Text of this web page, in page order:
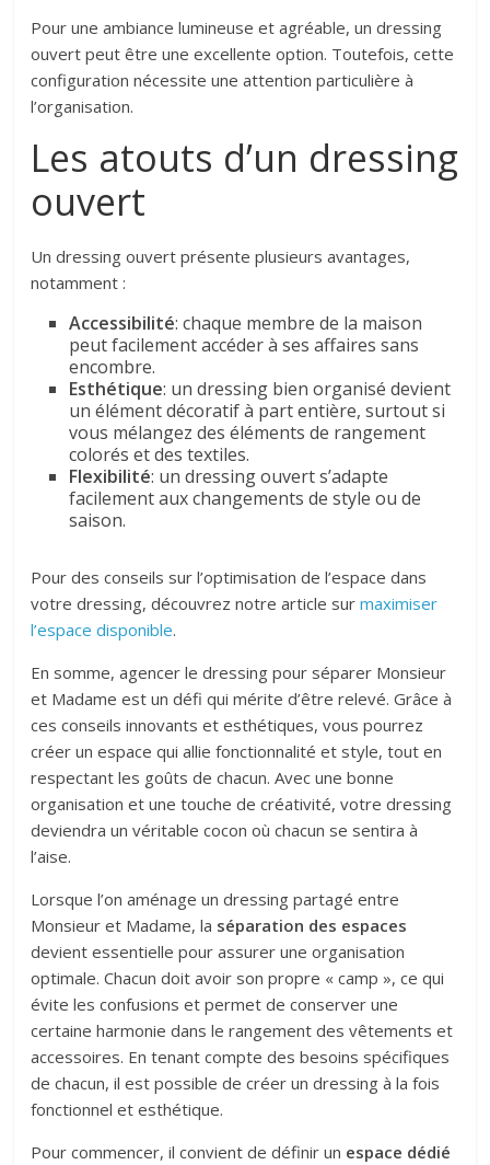
Pour une ambiance lumineuse et agréable, un dressing
ouvert peut être une excellente option. Toutefois, cette
configuration nécessite une attention particulière à
l’organisation.
Les atouts d’un dressing
ouvert
Un dressing ouvert présente plusieurs avantages,
notamment :
Accessibilité: chaque membre de la maison
peut facilement accéder à ses affaires sans
encombre.
Esthétique: un dressing bien organisé devient
un élément décoratif à part entière, surtout si
vous mélangez des éléments de rangement
colorés et des textiles.
Flexibilité: un dressing ouvert s’adapte
facilement aux changements de style ou de
saison.
Pour des conseils sur l’optimisation de l’espace dans
votre dressing, découvrez notre article surmaximiser
l’espace disponible.
En somme, agencer le dressing pour séparer Monsieur
et Madame est un défi qui mérite d’être relevé. Grâce à
ces conseils innovants et esthétiques, vous pourrez
créer un espace qui allie fonctionnalité et style, tout en
respectant les goûts de chacun. Avec une bonne
organisation et une touche de créativité, votre dressing
deviendra un véritable cocon où chacun se sentira à
l’aise.
Lorsque l’on aménage un dressing partagé entre
Monsieur et Madame, la séparation des espaces
devient essentielle pour assurer une organisation
optimale. Chacun doit avoir son propre « camp », ce qui
évite les confusions et permet de conserver une
certaine harmonie dans le rangement des vêtements et
accessoires. En tenant compte des besoins spécifiques
de chacun, il est possible de créer un dressing à la fois
fonctionnel et esthétique.
Pour commencer, il convient de définir un espace dédié